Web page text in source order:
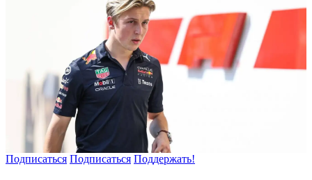
Подписаться Подписаться Поддержать!